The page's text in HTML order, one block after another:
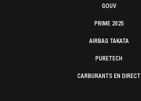
GOUV
PRIME 2025
AIRBAG TAKATA
PURETECH
CARBURANTS EN DIRECT